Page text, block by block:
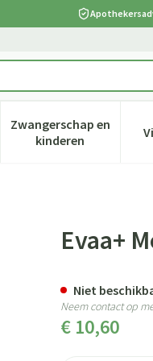
verzorging en hygiëne
voor Dieet, voeding
Zwangerschap en
kinderenToon submenu
Evaa+
€ 10,60
Niet
Neem contact op